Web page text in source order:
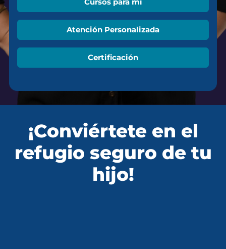
Atención Personalizada
Certificación
¡Conviértete en el
refugio seguro de tu
hijo!